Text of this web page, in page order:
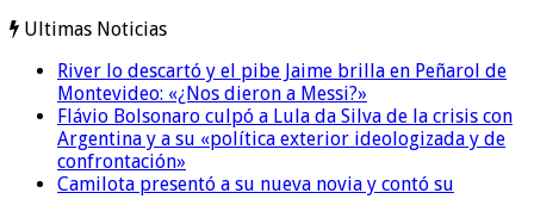
Ultimas Noticias
River lo descartó y el pibe Jaime brilla en Peñarol de
Montevideo: «¿Nos dieron a Messi?»
Flávio Bolsonaro culpó a Lula da Silva de la crisis con
Argentina y a su «política exterior ideologizada y de
confrontación»
Camilota presentó a su nueva novia y contó su